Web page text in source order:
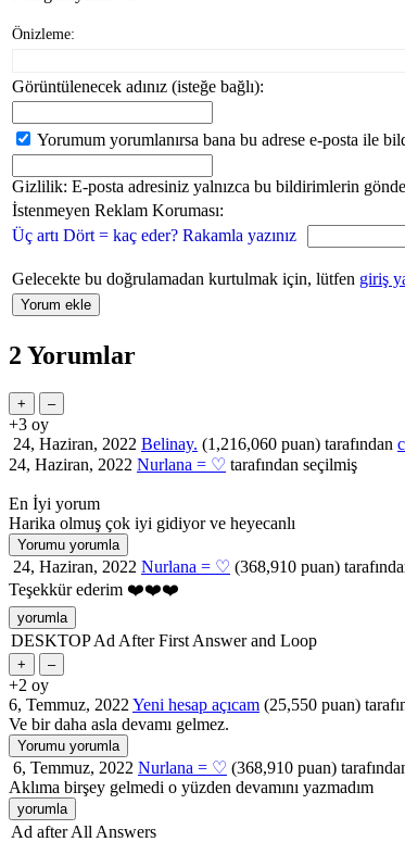
Önizleme:
Görüntülenecek adınız (isteğe bağlı):
Yorumum yorumlanırsa bana bu adrese e-posta ile
Gizlilik: E-posta adresiniz yalnızca bu bildirimlerin
İstenmeyen Reklam Koruması:
Üç artı Dört = kaç eder? Rakamla yazınız
Gelecekte bu doğrulamadan kurtulmak için, lütfen giriş
2 Yorumlar
+3 oy
24, Haziran, 2022 Belinay. (1,216,060 puan) tarafından
24, Haziran, 2022 Nurlana = ♡ tarafından seçilmiş
En İyi yorum
Harika olmuş çok iyi gidiyor ve heyecanlı
24, Haziran, 2022 Nurlana = ♡ (368,910 puan)
Teşekkür ederim ❤️❤️❤️
DESKTOP Ad After First Answer and Loop
+2 oy
6, Temmuz, 2022 Yeni hesap açıcam (25,550 puan)
Ve bir daha asla devamı gelmez.
6, Temmuz, 2022 Nurlana = ♡ (368,910 puan)
Aklıma birşey gelmedi o yüzden devamını yazmadım
Ad after All Answers